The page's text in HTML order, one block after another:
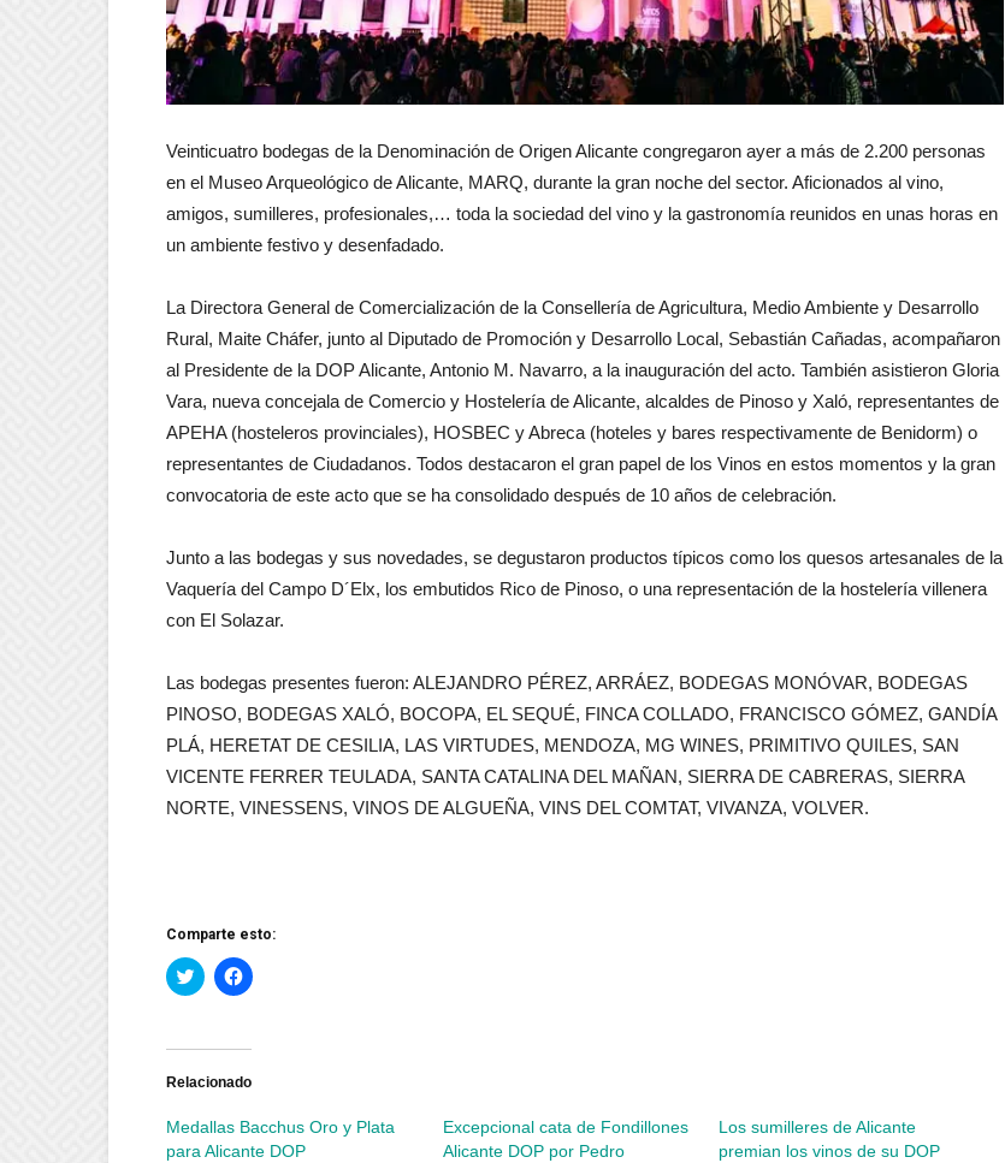
Veinticuatro bodegas de la Denominación de Origen Alicante congregaron ayer a más de 2.200 personas
en el Museo Arqueológico de Alicante, MARQ, durante la gran noche del sector. Aficionados al vino,
amigos, sumilleres, profesionales,… toda la sociedad del vino y la gastronomía reunidos en unas horas en
un ambiente festivo y desenfadado.
La Directora General de Comercialización de la Consellería de Agricultura, Medio Ambiente y Desarrollo
Rural, Maite Cháfer, junto al Diputado de Promoción y Desarrollo Local, Sebastián Cañadas, acompañaron
al Presidente de la DOP Alicante, Antonio M. Navarro, a la inauguración del acto. También asistieron Gloria
Vara, nueva concejala de Comercio y Hostelería de Alicante, alcaldes de Pinoso y Xaló, representantes de
APEHA (hosteleros provinciales), HOSBEC y Abreca (hoteles y bares respectivamente de Benidorm) o
representantes de Ciudadanos. Todos destacaron el gran papel de los Vinos en estos momentos y la gran
convocatoria de este acto que se ha consolidado después de 10 años de celebración.
Junto a las bodegas y sus novedades, se degustaron productos típicos como los quesos artesanales de la
Vaquería del Campo D´Elx, los embutidos Rico de Pinoso, o una representación de la hostelería villenera
con El Solazar.
Las bodegas presentes fueron: ALEJANDRO PÉREZ, ARRÁEZ, BODEGAS MONÓVAR, BODEGAS
PINOSO, BODEGAS XALÓ, BOCOPA, EL SEQUÉ, FINCA COLLADO, FRANCISCO GÓMEZ, GANDÍA
PLÁ, HERETAT DE CESILIA, LAS VIRTUDES, MENDOZA, MG WINES, PRIMITIVO QUILES, SAN
VICENTE FERRER TEULADA, SANTA CATALINA DEL MAÑAN, SIERRA DE CABRERAS, SIERRA
NORTE, VINESSENS, VINOS DE ALGUEÑA, VINS DEL COMTAT, VIVANZA, VOLVER.
Comparte esto:
Haz
clic
Twitter
abre
ventana
nueva)
Haz
clic
Facebook
abre
ventana
nueva)
Relacionado
Medallas Bacchus Oro y Plata
para Alicante DOP
Excepcional cata de Fondillones
Alicante DOP por Pedro
Los sumilleres de Alicante
premian los vinos de su DOP